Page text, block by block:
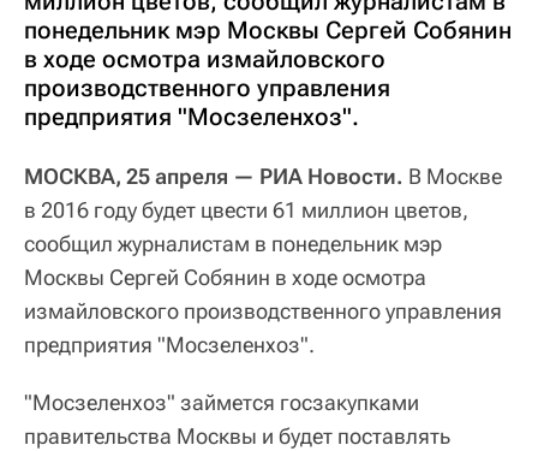
понедельник мэр Москвы Сергей Собянин
в ходе осмотра измайловского
производственного управления
предприятия "Мосзеленхоз".
МОСКВА, 25 апреля — РИА Новости. В Москве
в 2016 году будет цвести 61 миллион цветов,
сообщил журналистам в понедельник мэр
Москвы Сергей Собянин в ходе осмотра
измайловского производственного управления
предприятия "Мосзеленхоз".
"Мосзеленхоз" займется госзакупками
правительства Москвы и будет поставлять